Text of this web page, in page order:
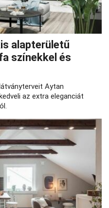
alapterületű
színekkel és
Aytan
az extra eleganciát